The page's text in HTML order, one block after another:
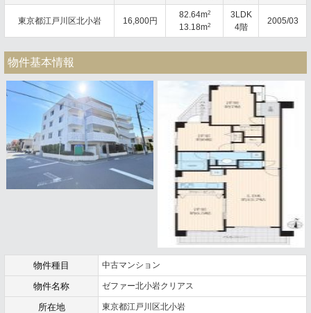
東京都江戸川区北小岩 16,800円
82.64m2
13.18m2
3LDK
4階
2005/03
物件基本情報
物件種目 中古マンション
物件名称 ゼファー北小岩クリアス
所在地 東京都江戸川区北小岩